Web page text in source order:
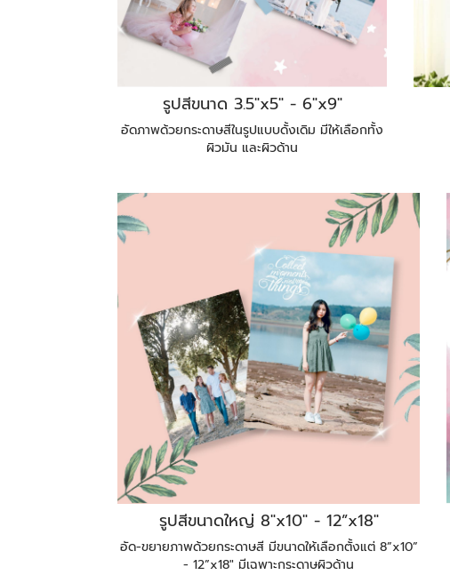
รูปสีขนาด 3.5"x5" - 6"x9"
อัดภาพด้วยกระดาษสีในรูปแบบดั้งเดิม มีให้เลือกทั้ง
ผิวมัน และผิวด้าน
รูปสีขนาดใหญ่ 8"x10" - 12”x18"
อัด-ขยายภาพด้วยกระดาษสี มีขนาดให้เลือกตั้งแต่ 8”x10”
- 12”x18" มีเฉพาะกระดาษผิวด้าน